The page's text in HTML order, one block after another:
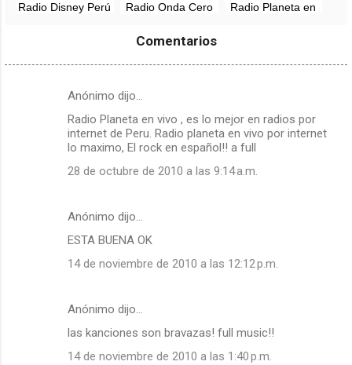
Radio Disney Perú
Radio Onda Cero
Radio Planeta en
Comentarios
Anónimo dijo…
Radio Planeta en vivo , es lo mejor en radios por
internet de Peru. Radio planeta en vivo por internet
lo maximo, El rock en español!! a full
28 de octubre de 2010 a las 9:14 a.m.
Anónimo dijo…
ESTA BUENA OK
14 de noviembre de 2010 a las 12:12 p.m.
Anónimo dijo…
las kanciones son bravazas! full music!!
14 de noviembre de 2010 a las 1:40 p.m.